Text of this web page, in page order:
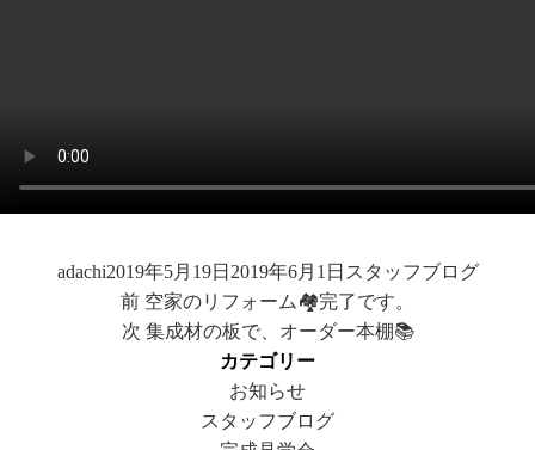
投
adachi投
稿
日:
2019年5月19日 2019年6月1日 カ
テ
ゴ
スタッフブログ
前 前
の
空家のリフォーム🏘完了です。
次 次
集成材の板で、オーダー本棚📚
カテゴリー
お知らせ
スタッフブログ